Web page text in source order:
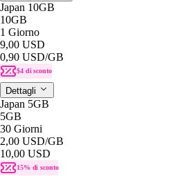
Japan 10GB
10GB
1 Giorno
9,00 USD
0,90 USD/GB
$4 di sconto
Dettagli
Japan 5GB
5GB
30 Giorni
2,00 USD/GB
10,00 USD
15% di sconto